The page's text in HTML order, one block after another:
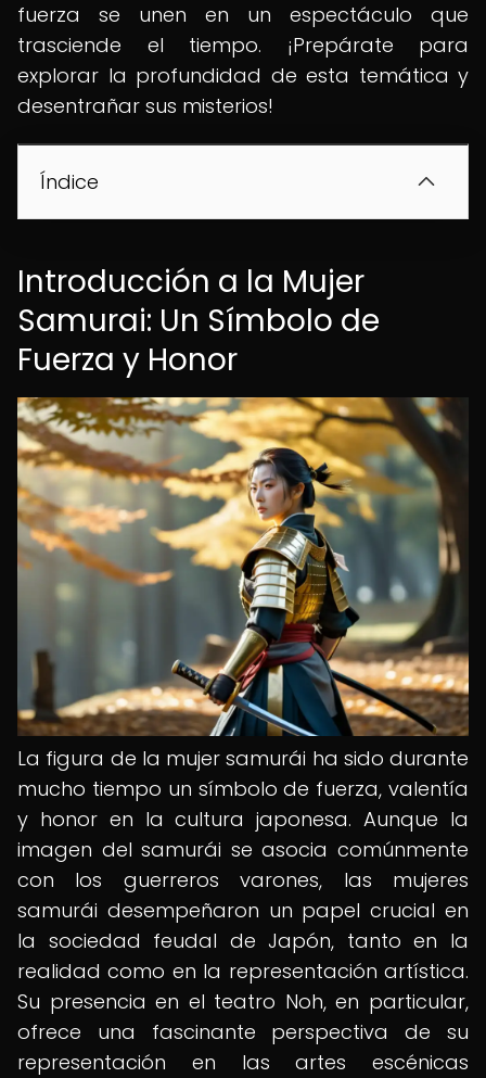
fuerza se unen en un espectáculo que
trasciende el tiempo. ¡Prepárate para
explorar la profundidad de esta temática y
desentrañar sus misterios!
Índice
Introducción a la Mujer
Samurai: Un Símbolo de
Fuerza y Honor
La figura de la mujer samurái ha sido durante
mucho tiempo un símbolo de fuerza, valentía
y honor en la cultura japonesa. Aunque la
imagen del samurái se asocia comúnmente
con los guerreros varones, las mujeres
samurái desempeñaron un papel crucial en
la sociedad feudal de Japón, tanto en la
realidad como en la representación artística.
Su presencia en el teatro Noh, en particular,
ofrece una fascinante perspectiva de su
representación en las artes escénicas